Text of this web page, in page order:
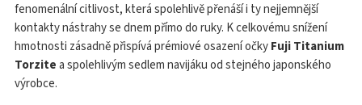
fenomenální citlivost, která spolehlivě přenáší i ty nejjemnější
kontakty nástrahy se dnem přímo do ruky. K celkovému snížení
hmotnosti zásadně přispívá prémiové osazení očkyFuji Titanium
Torzitea spolehlivým sedlem navijáku od stejného japonského
výrobce.